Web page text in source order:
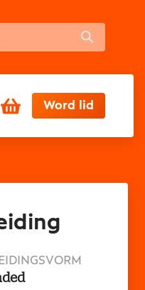
Winkelwagen
Word lid